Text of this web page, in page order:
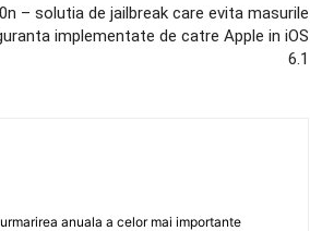
– solutia de jailbreak care evita masurile
implementate de catre Apple in iOS
6.1
anuala a celor mai importante